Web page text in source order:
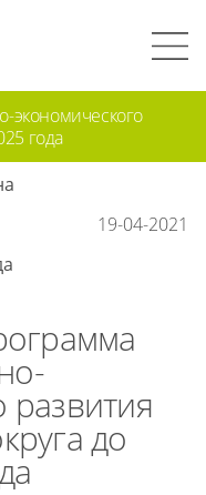
экономического
года
19-04-2021
развития
до